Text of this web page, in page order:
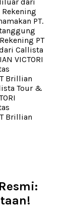
PT.
PT
Callista
VICTORI
Brillian
Tour &
Brillian